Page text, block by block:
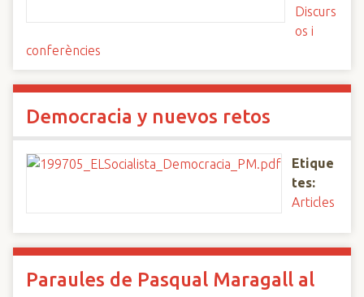
Discurs
os i
conferències
Democracia y nuevos retos
Etique
tes:
Articles
Paraules de Pasqual Maragall al